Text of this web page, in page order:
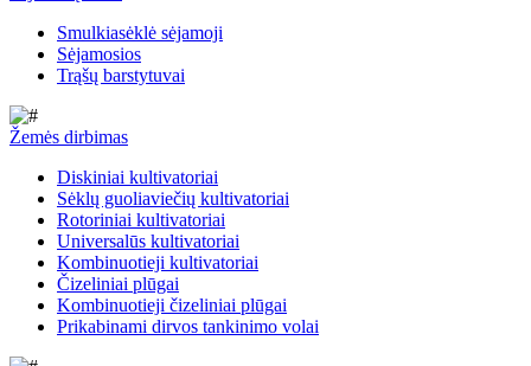
Smulkiasėklė sėjamoji
Sėjamosios
Trąšų barstytuvai
Žemės dirbimas
Diskiniai kultivatoriai
Sėklų guoliaviečių kultivatoriai
Rotoriniai kultivatoriai
Universalūs kultivatoriai
Kombinuotieji kultivatoriai
Čizeliniai plūgai
Kombinuotieji čizeliniai plūgai
Prikabinami dirvos tankinimo volai